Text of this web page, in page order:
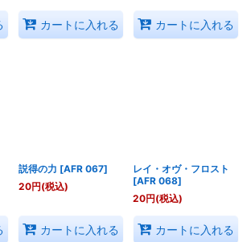
カートに入れる カートに入れる
説得の力 [AFR 067]
20円(税込)
カートに入れる
レイ・オヴ・フロスト
[AFR 068]
20円(税込)
カートに入れる